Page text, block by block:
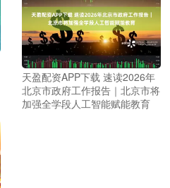
天盈配资APP下载 速读2026年
北京市政府工作报告｜北京市将
加强全学段人工智能赋能教育